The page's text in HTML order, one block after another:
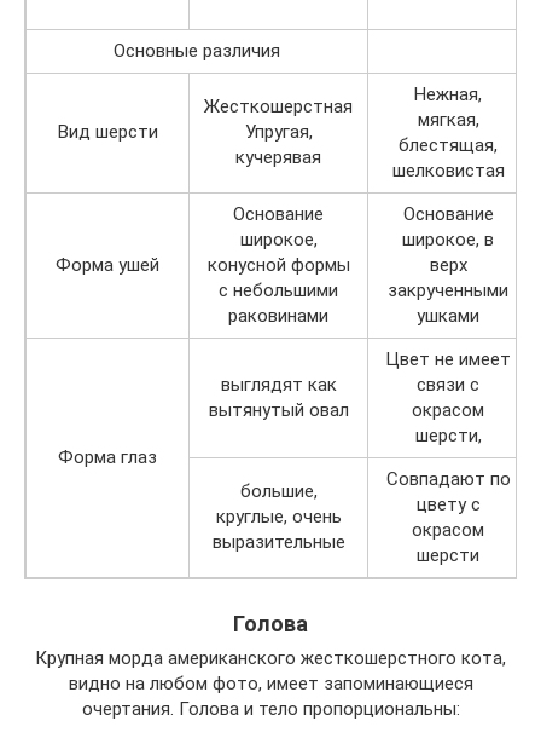
Основные различия
Вид шерсти
Жесткошерстная
Упругая,
кучерявая
Нежная,
мягкая,
блестящая,
шелковистая
Форма ушей
Основание
широкое,
конусной формы
с небольшими
раковинами
Основание
широкое, в
верх
закрученными
ушками
Форма глаз
выглядят как
вытянутый овал
Цвет не имеет
связи с
окрасом
шерсти,
большие,
круглые, очень
выразительные
Совпадают по
цвету с
окрасом
шерсти
Голова
Крупная морда американского жесткошерстного кота,
видно на любом фото, имеет запоминающиеся
очертания. Голова и тело пропорциональны: